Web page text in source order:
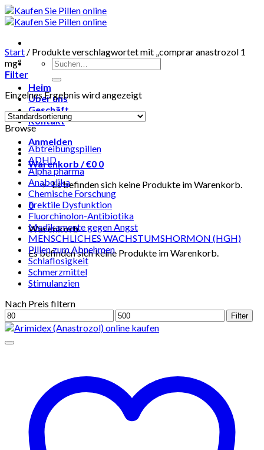
Skip
to
Suchen
nach:
Heim
Über uns
Geschäft
Kontakt
Anmelden
Warenkorb /€0 0
Es befinden sich keine Produkte im Warenkorb.
0
Warenkorb
Es befinden sich keine Produkte im Warenkorb.
Start / Produkte verschlagwortet mit „comprar anastrozol 1
mg“
Filter
Einzelnes Ergebnis wird angezeigt
Browse
Abtreibungspillen
ADHD
Alpha pharma
Anabolika
Chemische Forschung
Erektile Dysfunktion
Fluorchinolon-Antibiotika
Medikamente gegen Angst
MENSCHLICHES WACHSTUMSHORMON (HGH)
Pillen zum Abnehmen
Schlaflosigkeit
Schmerzmittel
Stimulanzien
Nach Preis filtern
Min.
Preis
Max.
Preis
Filter